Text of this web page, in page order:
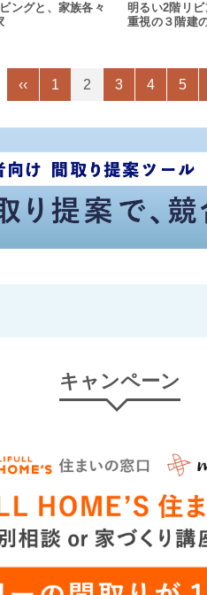
ングと、家族各々
明るい2階リ
重視の３階建
‹‹ 1 2 3 4 5
キャンペーン